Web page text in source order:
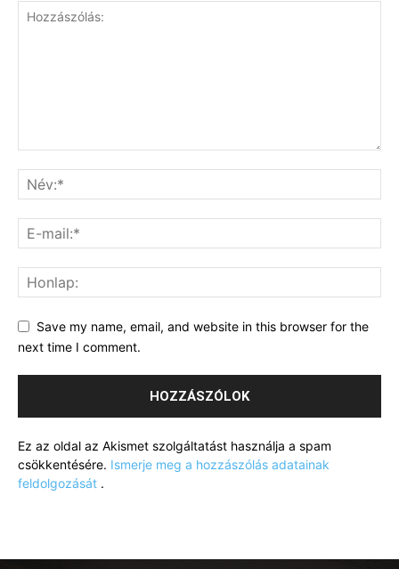
Save my name, email, and website in this browser for the
next time I comment.
Ez az oldal az Akismet szolgáltatást használja a spam
csökkentésére. Ismerje meg a hozzászólás adatainak
feldolgozását .